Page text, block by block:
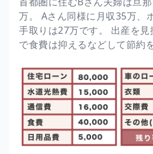
万。 Aさん同様に月収35万、
手取りは27万です。 出産を
で食費は抑えるなどして節約